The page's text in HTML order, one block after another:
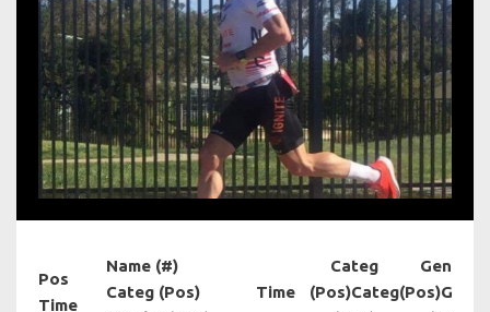
Pos
Time
Name (#)
Categ (Pos)
Time
Categ
(Pos)Categ
Gender
(Pos)